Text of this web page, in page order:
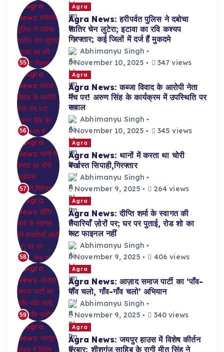
55
Agra
Agra News: हरीपर्वत पुलिस ने दबोचा
शातिर चेन लुटेरा; इटावा का रवि कश्यप
गिरफ्तार; कई जिलों में दर्ज हैं मुकदमे
Abhimanyu Singh
November 10, 2025
347 views
56
Agra
Agra News: कब्जा विवाद के आरोपी नेता
मंच पर! अरुण सिंह के कार्यक्रम में उपस्थिति पर
सवाल
Abhimanyu Singh
November 10, 2025
345 views
57
Agra
Agra News: थानों में करता था चोरी
बर्खास्त सिपाही,गिरफ्तार
Abhimanyu Singh
November 9, 2025
264 views
58
Agra
Agra News: दीप्ति शर्मा के स्वागत की
तैयारियाँ ज़ोरों पर; घर पर पुताई, रोड शो का
रूट फाइनल नहीं
Abhimanyu Singh
November 9, 2025
406 views
59
Agra
Agra News: आज़ाद समाज पार्टी का ‘पाँव-
पाँव चलो, गाँव-गाँव चलो’ अभियान
Abhimanyu Singh
November 9, 2025
340 views
Agra
Agra News: जयपुर हाउस में विशेष कीर्तन
दरबार; शीशगंज साहिब के रागी मीत सिंह ने